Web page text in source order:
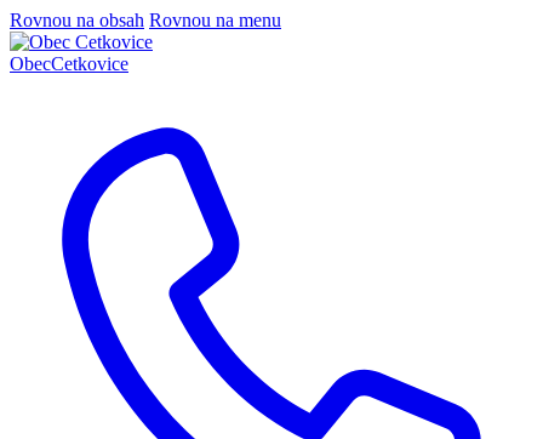
Rovnou na obsah Rovnou na menu
ObecCetkovice